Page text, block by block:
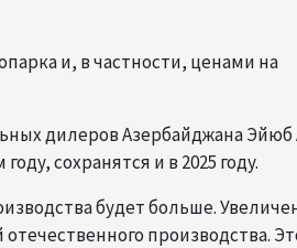
и, в частности, ценами на
дилеров Азербайджана Эйюб
сохранятся и в 2025 году.
будет больше.
производства.